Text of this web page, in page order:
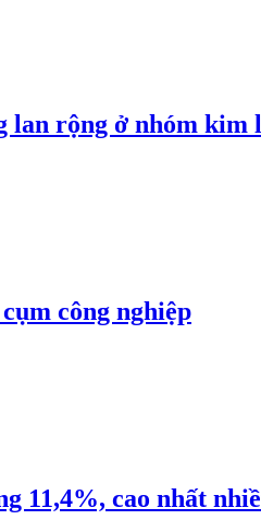
lan rộng ở nhóm kim
công nghiệp
11,4%, cao nhất